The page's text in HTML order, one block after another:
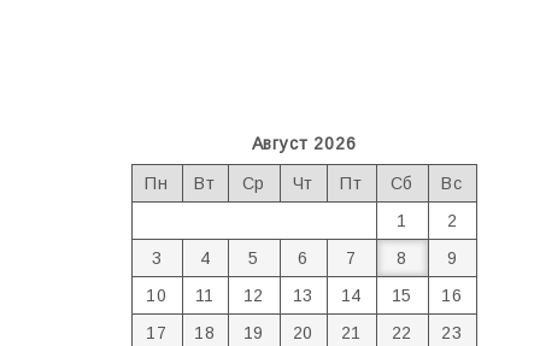
Август 2026
Пн Вт Ср Чт Пт Сб
Вс
1
2
3
4 5 6 7 8
9
10
11 12 13 14 15
16
17
18 19 20 21 22
23